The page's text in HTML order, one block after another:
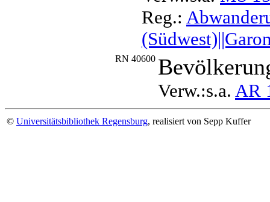
Reg.:
RN 40600
Verw.:s.a. AR
© Universitätsbibliothek Regensburg, realisiert von Sepp Kuffer